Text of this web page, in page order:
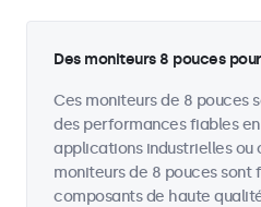
Des moniteurs 8 pouces
Ces moniteurs de 8 pouces
des performances fiables
applications industrielles ou
moniteurs de 8 pouces sont
composants de haute